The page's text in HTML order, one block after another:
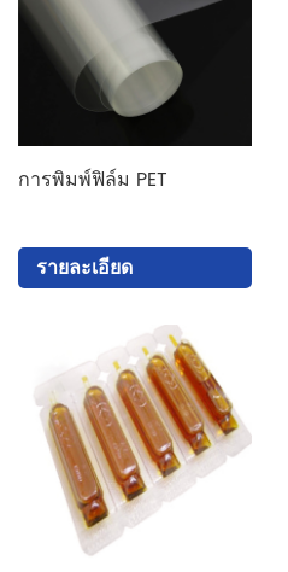
การพิมพ์ฟิล์ม PET
รายละเอียด